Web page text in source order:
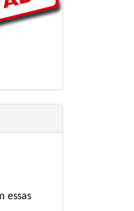
essas